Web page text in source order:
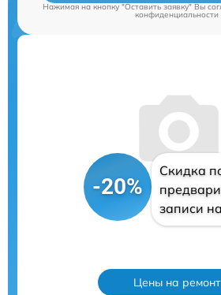
Нажимая на кнопку "Оставить заявку" Вы
конфиденциальности
-20%
Скидка
записи
Цены на ремонт